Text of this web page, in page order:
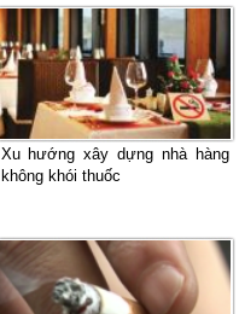
Xu hướng xây dựng nhà hàng
không khói thuốc